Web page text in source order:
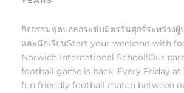
กิจกรรมฟุตบอลกระชับมิตรวันศุกร์ระหว่าง
และนักเรียนStart your weekend with
Norwich International School!Our
football game is back. Every Friday at
fun friendly football match between